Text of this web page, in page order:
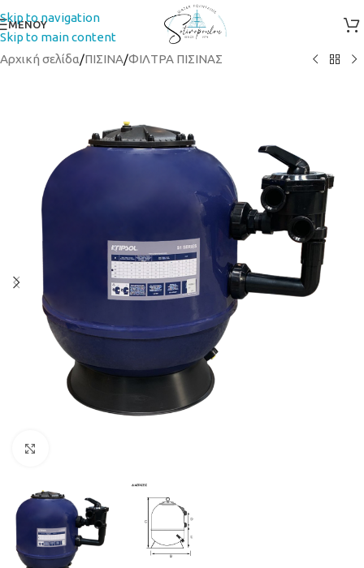
Skip to navigation
Skip to main content
ΜΕΝΟΥ
Αρχική σελίδα/ΠΙΣΙΝΑ/ΦΙΛΤΡΑ ΠΙΣΙΝΑΣ